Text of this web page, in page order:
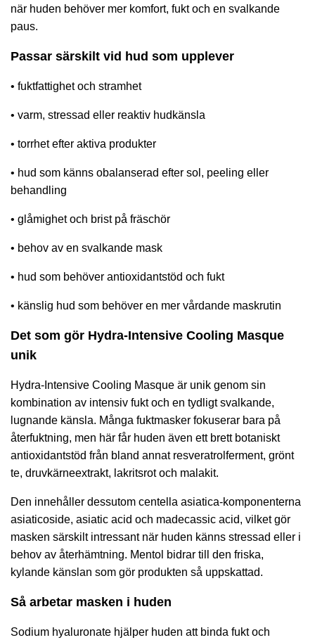
när huden behöver mer komfort, fukt och en svalkande
paus.
Passar särskilt vid hud som upplever
• fuktfattighet och stramhet
• varm, stressad eller reaktiv hudkänsla
• torrhet efter aktiva produkter
• hud som känns obalanserad efter sol, peeling eller
behandling
• glåmighet och brist på fräschör
• behov av en svalkande mask
• hud som behöver antioxidantstöd och fukt
• känslig hud som behöver en mer vårdande maskrutin
Det som gör Hydra-Intensive Cooling Masque
unik
Hydra-Intensive Cooling Masque är unik genom sin
kombination av intensiv fukt och en tydligt svalkande,
lugnande känsla. Många fuktmasker fokuserar bara på
återfuktning, men här får huden även ett brett botaniskt
antioxidantstöd från bland annat resveratrolferment, grönt
te, druvkärneextrakt, lakritsrot och malakit.
Den innehåller dessutom centella asiatica-komponenterna
asiaticoside, asiatic acid och madecassic acid, vilket gör
masken särskilt intressant när huden känns stressad eller i
behov av återhämtning. Mentol bidrar till den friska,
kylande känslan som gör produkten så uppskattad.
Så arbetar masken i huden
Sodium hyaluronate hjälper huden att binda fukt och